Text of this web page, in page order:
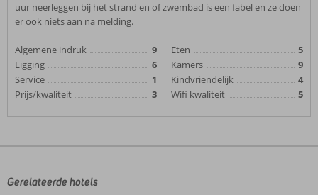
uur neerleggen bij het strand en of zwembad is een fabel en ze doen
er ook niets aan na melding.
Algemene indruk
9
Ligging
6
Service
1
Prijs/kwaliteit
3
Eten
5
Kamers
9
Kindvriendelijk
4
Wifi kwaliteit
5
Gerelateerde hotels